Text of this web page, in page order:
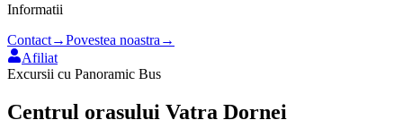
Informatii
Contact→Povestea noastra →
Afiliat
Excursii cu Panoramic Bus
Centrul orasului Vatra Dornei